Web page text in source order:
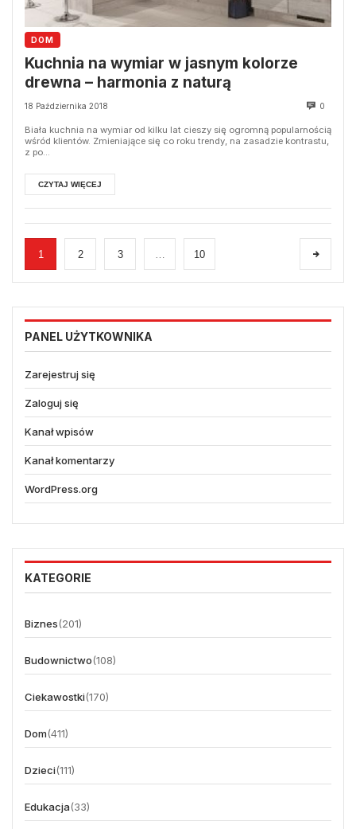
DOM
Kuchnia na wymiar w jasnym kolorze
drewna – harmonia z naturą
18 Października 2018 0
Biała kuchnia na wymiar od kilku lat cieszy się ogromną popularnością
wśród klientów. Zmieniające się co roku trendy, na zasadzie kontrastu,
z po...
CZYTAJ WIĘCEJ
1 2 3 … 10
PANEL UŻYTKOWNIKA
Zarejestruj się
Zaloguj się
Kanał wpisów
Kanał komentarzy
WordPress.org
KATEGORIE
Biznes(201)
Budownictwo(108)
Ciekawostki(170)
Dom(411)
Dzieci(111)
Edukacja(33)